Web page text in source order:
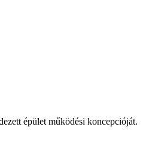
épület működési koncepcióját.